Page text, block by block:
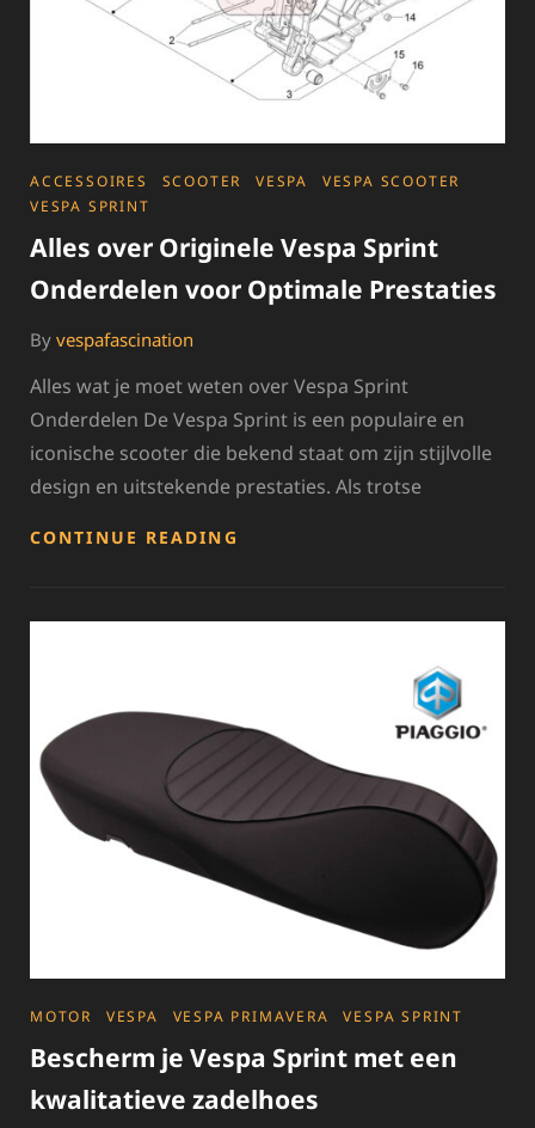
CATEGORIES
ACCESSOIRES SCOOTER VESPA
VESPA SCOOTER
VESPA SPRINT
Alles over Originele Vespa Sprint
Onderdelen voor Optimale Prestaties
By vespafascination
Alles wat je moet weten over Vespa Sprint
Onderdelen De Vespa Sprint is een populaire en
iconische scooter die bekend staat om zijn stijlvolle
design en uitstekende prestaties. Als trotse
CONTINUE READING
PRESTATIES
CATEGORIES
MOTOR VESPA VESPA PRIMAVERA VESPA SPRINT
Bescherm je Vespa Sprint met een
kwalitatieve zadelhoes